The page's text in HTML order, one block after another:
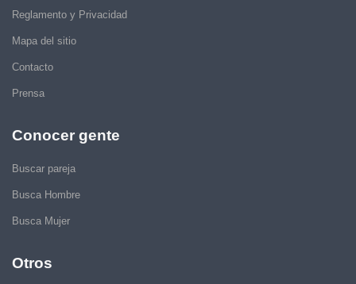
Reglamento y Privacidad
Mapa del sitio
Contacto
Prensa
Conocer gente
Buscar pareja
Busca Hombre
Busca Mujer
Otros